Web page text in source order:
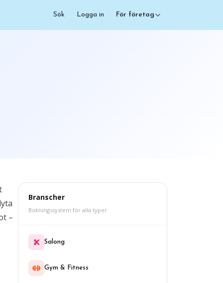
Sök Logga in För företag
–
Branscher
Bokningssystem för alla typer
Salong
Gym & Fitness